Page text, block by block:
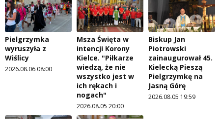
Pielgrzymka
wyruszyła z
Wiślicy
2026.08.06 08:00
Msza Święta w
intencji Korony
Kielce. "Piłkarze
wiedzą, że nie
wszystko jest w
ich rękach i
nogach"
2026.08.05 20:00
Biskup Jan
Piotrowski
zainaugurował 45.
Kielecką Pieszą
Pielgrzymkę na
Jasną Górę
2026.08.05 19:59